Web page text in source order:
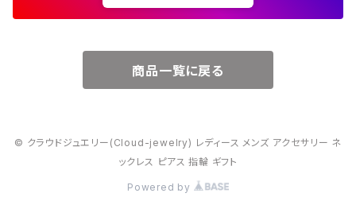
商品一覧に戻る
© クラウドジュエリー(Cloud-jewelry) レディース メンズ アクセサリー ネ
ックレス ピアス 指輪 ギフト
Powered by